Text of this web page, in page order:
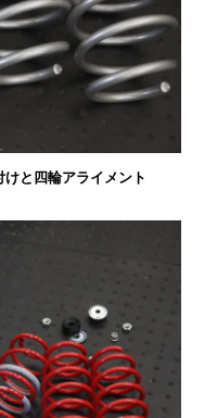
と四輪アライメント